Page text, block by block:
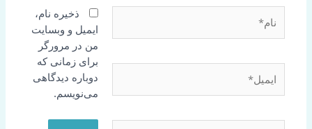
ذخیره نام،
ایمیل و وبسایت
من در مرورگر
برای زمانی که
دوباره دیدگاهی
می‌نویسم.